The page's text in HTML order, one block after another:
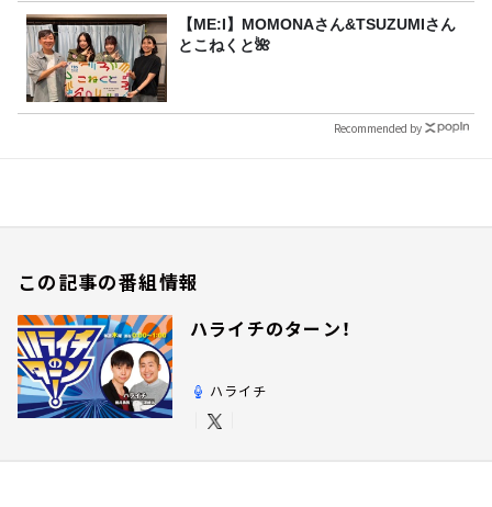
【ME:I】MOMONAさん&TSUZUMIさん
とこねくと🌺
Recommended by
この記事の番組情報
ハライチのターン！
ハライチ